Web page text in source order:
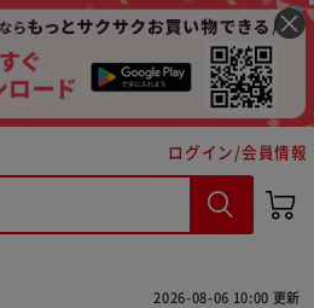
ログイン/会員情報
2026-08-06 10:00 更新